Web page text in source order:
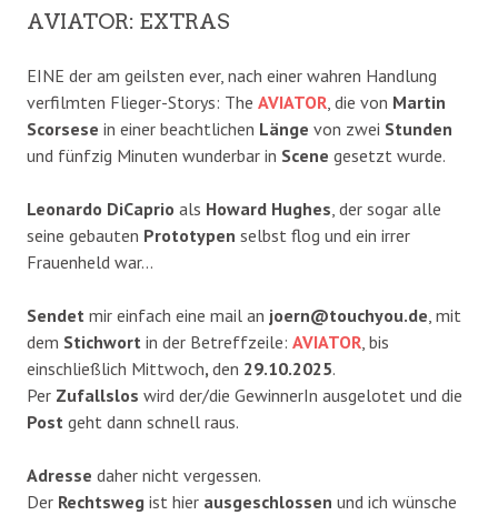
AVIATOR: EXTRAS
EINE der am geilsten ever, nach einer wahren Handlung
verfilmten Flieger-Storys: The AVIATOR, die von Martin
Scorsese in einer beachtlichen Länge von zwei Stunden
und fünfzig Minuten wunderbar in Scene gesetzt wurde.
Leonardo DiCaprio als Howard Hughes, der sogar alle
seine gebauten Prototypen selbst flog und ein irrer
Frauenheld war…
Sendet mir einfach eine mail an joern@touchyou.de, mit
dem Stichwort in der Betreffzeile: AVIATOR, bis
einschließlich Mittwoch, den 29.10.2025.
Per Zufallslos wird der/die GewinnerIn ausgelotet und die
Post geht dann schnell raus.
Adresse daher nicht vergessen.
Der Rechtsweg ist hier ausgeschlossen und ich wünsche